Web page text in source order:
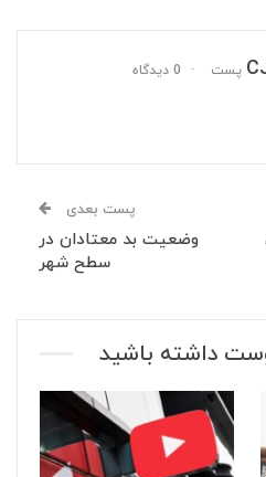
0 دیدگاه
پست بعدی
وضعیت بد معتادان در
سطح شهر
داشته باشید